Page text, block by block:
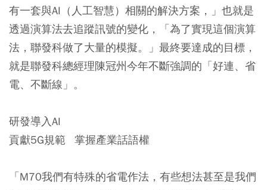
有一套與AI（人工智慧）相關的解決方案，」也就是
透過演算法去追蹤訊號的變化，「為了實現這個演算
法，聯發科做了大量的模擬。」最終要達成的目標，
就是聯發科總經理陳冠州今年不斷強調的「好連、省
電、不斷線」。
研發導入AI
貢獻5G規範 掌握產業話語權
「M70我們有特殊的省電作法，有些想法甚至是我們